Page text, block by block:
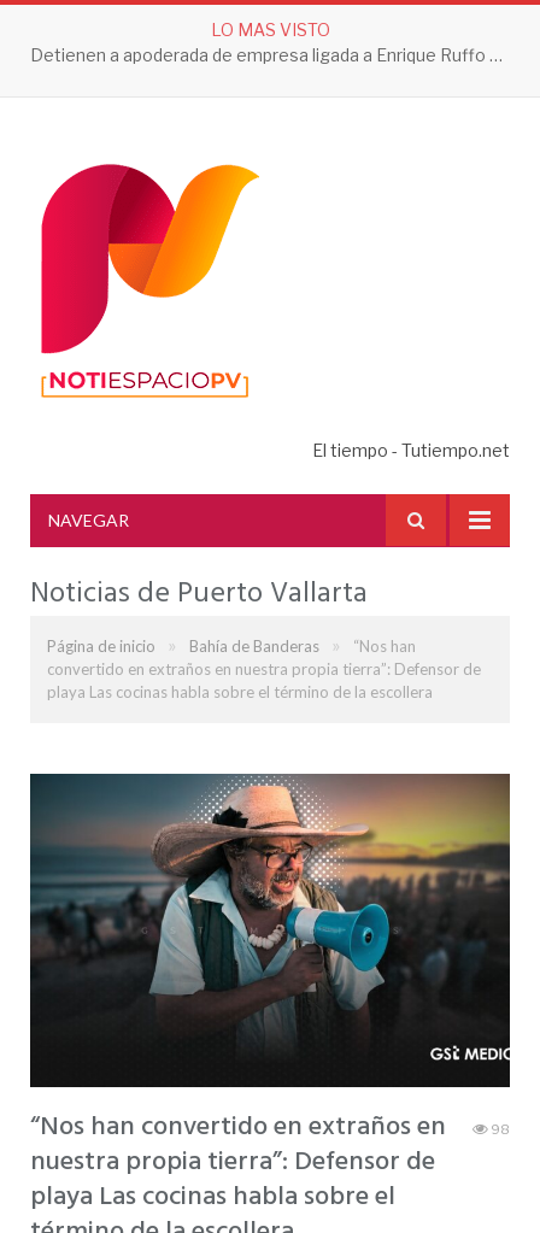
LO MAS VISTO
Detienen a apoderada de empresa ligada a Enrique Ruffo por investigación de Huachicol Fiscal
El tiempo - Tutiempo.net
NAVEGAR
Noticias de Puerto Vallarta
Página de inicio » Bahía de Banderas »
“Nos han
convertido en extraños en nuestra propia tierra”: Defensor de
playa Las cocinas habla sobre el término de la escollera
“Nos han convertido en extraños en
nuestra propia tierra”: Defensor de
playa Las cocinas habla sobre el
98